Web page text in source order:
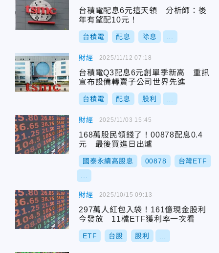
台積電配息6元這天領 分析師：後
年有望配10元！
台積電 配息 除息
財經
台積電Q3配息6元創單季新高 重訊
宣布設備轉賣子公司世界先進
台積電 配息 股利
2025/11/12 07:18
財經
168萬股民領錢了！00878配息0.4
元 最後買進日出爐
國泰永續高股息 00878 台灣ETF
2025/11/03 15:45
財經
297萬人紅包入袋！161億現金股利
今發放 11檔ETF獲利率一次看
ETF 台股 股利
2025/10/15 09:13